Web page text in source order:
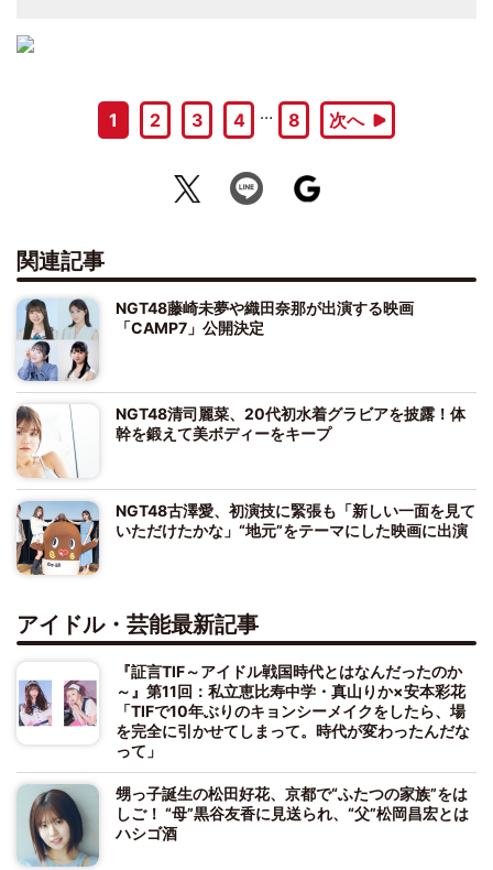
1 2 3 4 … 8 次へ
関連記事
NGT48藤崎未夢や織田奈那が出演する映画
「CAMP7」公開決定
NGT48清司麗菜、20代初水着グラビアを披露！体
幹を鍛えて美ボディーをキープ
NGT48古澤愛、初演技に緊張も「新しい一面を見て
いただけたかな」“地元”をテーマにした映画に出演
アイドル・芸能最新記事
『証言TIF～アイドル戦国時代とはなんだったのか
～』第11回：私立恵比寿中学・真山りか×安本彩花
「TIFで10年ぶりのキョンシーメイクをしたら、場
を完全に引かせてしまって。時代が変わったんだな
って」
甥っ子誕生の松田好花、京都で“ふたつの家族”をは
しご！ “母”黒谷友香に見送られ、“父”松岡昌宏とは
ハシゴ酒